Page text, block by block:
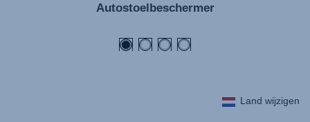
Autostoelbeschermer
Land wijzigen